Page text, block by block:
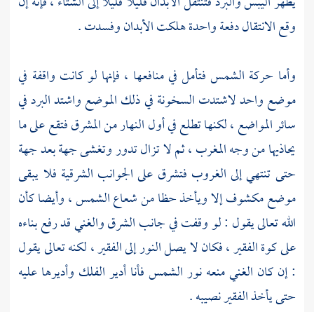
وقع الانتقال دفعة واحدة هلكت الأبدان وفسدت .
وأما حركة الشمس فتأمل في منافعها ، فإنها لو كانت واقفة في
موضع واحد لاشتدت السخونة في ذلك الموضع واشتد البرد في
سائر المواضع ، لكنها تطلع في أول النهار من المشرق فتقع على ما
يحاذيها من وجه المغرب ، ثم لا تزال تدور وتغشى جهة بعد جهة
حتى تنتهي إلى الغروب فتشرق على الجوانب الشرقية فلا يبقى
موضع مكشوف إلا ويأخذ حظا من شعاع الشمس ، وأيضا كأن
الله تعالى يقول : لو وقفت في جانب الشرق والغني قد رفع بناءه
على كوة الفقير ، فكان لا يصل النور إلى الفقير ، لكنه تعالى يقول
: إن كان الغني منعه نور الشمس فأنا أدير الفلك وأديرها عليه
حتى يأخذ الفقير نصيبه .